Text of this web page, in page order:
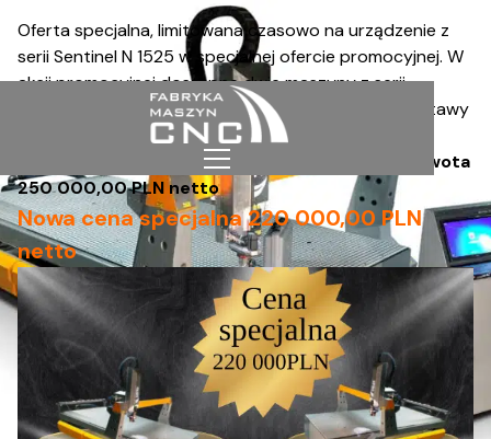
Oferta specjalna, limitowana czasowo na urządzenie z
serii Sentinel N 1525 w specjalnej ofercie promocyjnej. W
akcji promocyjnej dostępne dwie maszyny z serii
Sentinel N 1525.Gwarantowany szybki termin dostawy
Cena regularna urządzenia Sentinel N 1525 to kwota
250 000,00 PLNnetto
Nowa cena specjalna 220 000,00 PLN
netto